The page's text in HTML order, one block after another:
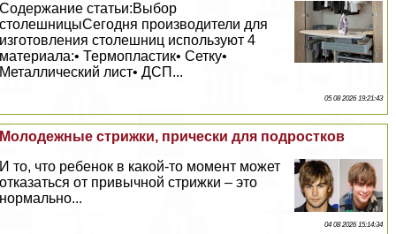
Содержание статьи:Выбор
столешницыСегодня производители для
изготовления столешниц используют 4
материала:• Термопластик• Сетку•
Металлический лист• ДСП...
05 08 2026 19:21:43
Молодежные стрижки, прически для подростков
И то, что ребенок в какой-то момент может
отказаться от привычной стрижки – это
нормально...
04 08 2026 15:14:34